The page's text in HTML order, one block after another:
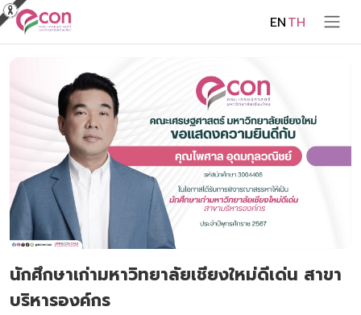
ENTH
นักศึกษาเก่ามหาวิทยาลัยเชียงใหม่ดีเด่น สาขา
บริหารองค์กร